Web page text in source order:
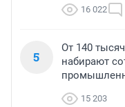
16 022
5
От 140
набирают
15 203